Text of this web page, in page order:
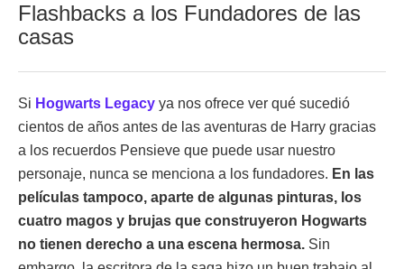
Flashbacks a los Fundadores de las
casas
Si Hogwarts Legacy ya nos ofrece ver qué sucedió
cientos de años antes de las aventuras de Harry gracias
a los recuerdos Pensieve que puede usar nuestro
personaje, nunca se menciona a los fundadores. En las
películas tampoco, aparte de algunas pinturas, los
cuatro magos y brujas que construyeron Hogwarts
no tienen derecho a una escena hermosa. Sin